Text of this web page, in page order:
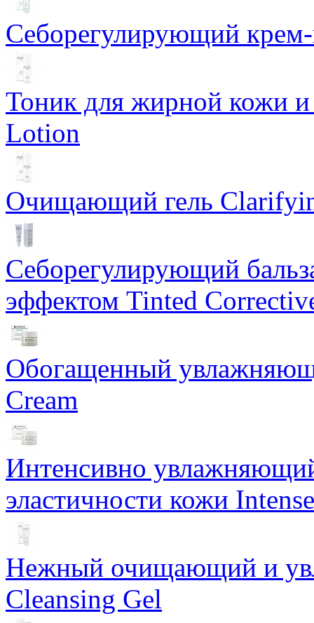
Себорегулирующий
Тоник для жирной кожи
Lotion
Очищающий гель
Себорегулирующий
эффектом Tinted
Обогащенный
Cream
Интенсивно
эластичности кожи
Нежный очищающий и
Cleansing Gel